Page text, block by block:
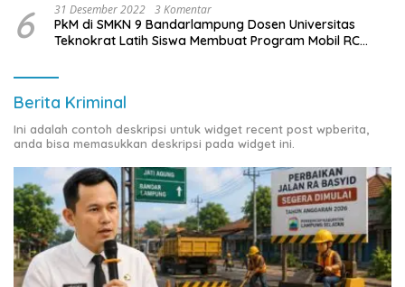
6 31 Desember 2022 3 Komentar
PkM di SMKN 9 Bandarlampung Dosen Universitas
Teknokrat Latih Siswa Membuat Program Mobil RC
Berita Kriminal
Ini adalah contoh deskripsi untuk widget recent post wpberita,
anda bisa memasukkan deskripsi pada widget ini.